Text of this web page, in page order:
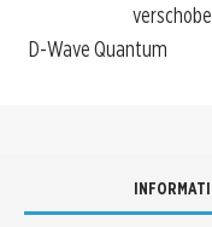
D-Wave Quantum